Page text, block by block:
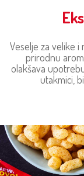
Veselje za velike i
prirodnu
olakšava
utakmici,